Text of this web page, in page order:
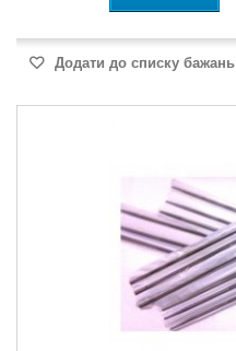
Додати до списку бажань